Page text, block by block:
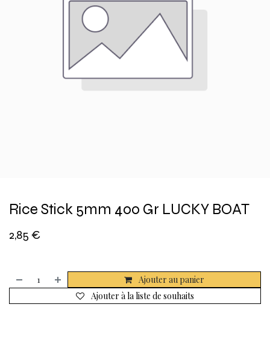
Rice Stick 5mm 400 Gr LUCKY BOAT
2,85 €
Ajouter au panier
Ajouter à la liste de souhaits